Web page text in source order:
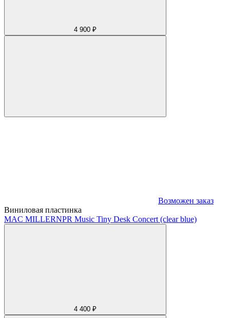
4 900 ₽
Возможен заказ
Виниловая пластинка
MAC MILLERNPR Music Tiny Desk Concert (clear blue)
4 400 ₽